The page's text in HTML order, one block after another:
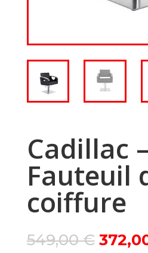
Cadillac –
Fauteuil
coiffure
549,00€ Le